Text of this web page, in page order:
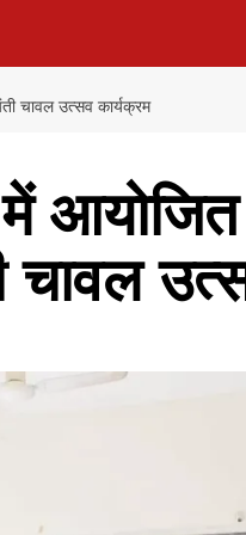
चावल उत्सव कार्यक्रम
में